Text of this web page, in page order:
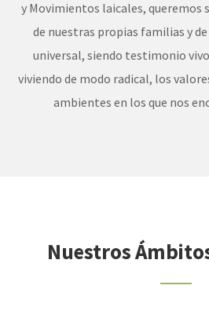
y Movimientos laicales, queremos
de nuestras propias familias y
universal, siendo testimonio
viviendo de modo radical, los
ambientes en los que nos
Nuestros